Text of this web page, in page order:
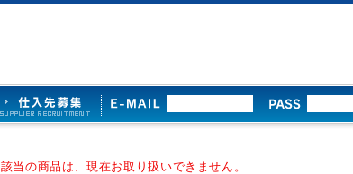
該当の商品は、現在お取り扱いできません。